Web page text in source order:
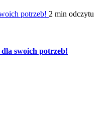
potrzeb! 2 min odczytu
swoich potrzeb!